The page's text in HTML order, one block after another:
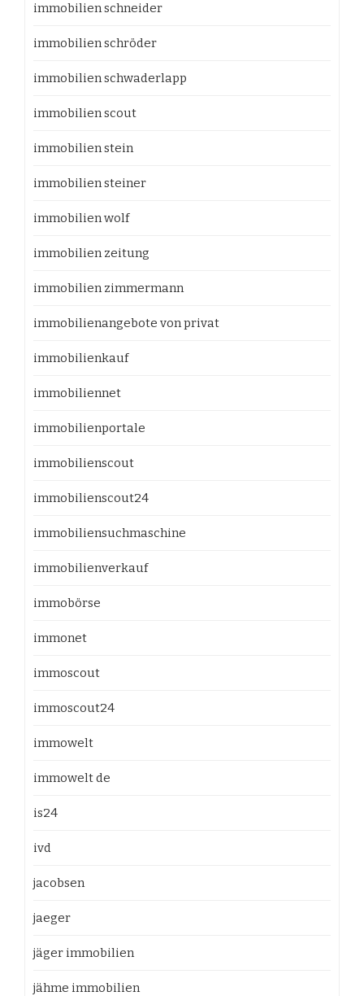
immobilien schneider
immobilien schröder
immobilien schwaderlapp
immobilien scout
immobilien stein
immobilien steiner
immobilien wolf
immobilien zeitung
immobilien zimmermann
immobilienangebote von privat
immobilienkauf
immobiliennet
immobilienportale
immobilienscout
immobilienscout24
immobiliensuchmaschine
immobilienverkauf
immobörse
immonet
immoscout
immoscout24
immowelt
immowelt de
is24
ivd
jacobsen
jaeger
jäger immobilien
jähme immobilien